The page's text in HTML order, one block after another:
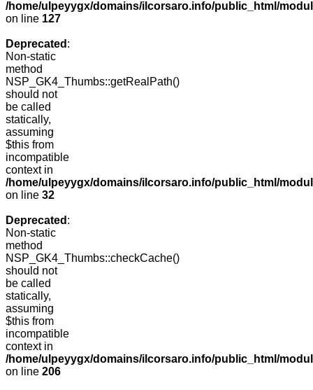
/home/ulpeyygx/domains/ilcorsaro.info/public_html/
on line 127
Deprecated :
Non-static
method
NSP_GK4_Thumbs::getRealPath()
should not
be called
statically,
assuming
$this from
incompatible
context in
/home/ulpeyygx/domains/ilcorsaro.info/public_html/
on line 32
Deprecated :
Non-static
method
NSP_GK4_Thumbs::checkCache()
should not
be called
statically,
assuming
$this from
incompatible
context in
/home/ulpeyygx/domains/ilcorsaro.info/public_html/
on line 206